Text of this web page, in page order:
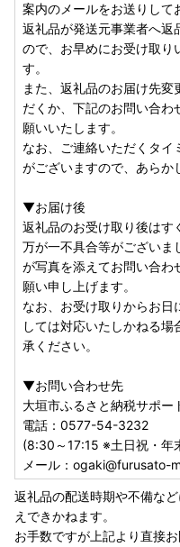
案内のメールをお送りして
返礼品が発送元事業者へ返
ので、お早めにお受け取り
す。
また、返礼品のお届け先
だくか、下記のお問い合わ
願いいたします。
なお、ご連絡いただくタイ
がございますので、あらか
▼お届け後
返礼品のお受け取り後はす
万が一不具合等がございま
が写真を添えてお問い合わ
願い申し上げます。
なお、お受け取りからお日
しては対応いたしかねる
承ください。
▼お問い合わせ先
大垣市ふるさと納税サポー
電話：0577-54-3232
(8:30～17:15 ※土日祝・年
メール：ogaki@furusato-
返礼品の配送時期や不備な
えできかねます。
お手数ですが上記より直接